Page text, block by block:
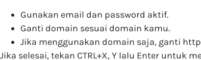
Gunakan email dan password aktif.
Ganti domain sesuai domain kamu.
Jika menggunakan domain saja, ganti
Jika selesai, tekan CTRL+X, Y lalu Enter untuk